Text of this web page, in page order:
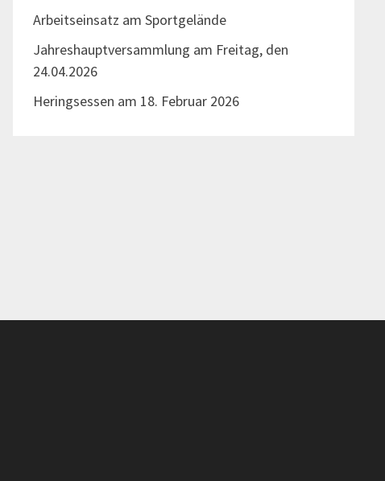
Arbeitseinsatz am Sportgelände
Jahreshauptversammlung am Freitag, den
24.04.2026
Heringsessen am 18. Februar 2026